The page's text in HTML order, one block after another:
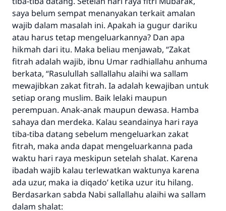
saya belum sempat menanyakan terkait amalan
wajib dalam masalah ini. Apakah ia gugur dariku
atau harus tetap mengeluarkannya? Dan apa
hikmah dari itu. Maka beliau menjawab, “Zakat
fitrah adalah wajib, ibnu Umar radhiallahu anhuma
berkata, “Rasulullah sallallahu alaihi wa sallam
mewajibkan zakat fitrah. Ia adalah kewajiban untuk
setiap orang muslim. Baik lelaki maupun
perempuan. Anak-anak maupun dewasa. Hamba
sahaya dan merdeka. Kalau seandainya hari raya
tiba-tiba datang sebelum mengeluarkan zakat
fitrah, maka anda dapat mengeluarkanna pada
waktu hari raya meskipun setelah shalat. Karena
ibadah wajib kalau terlewatkan waktunya karena
ada uzur, maka ia diqado’ ketika uzur itu hilang.
Berdasarkan sabda Nabi sallallahu alaihi wa sallam
dalam shalat: